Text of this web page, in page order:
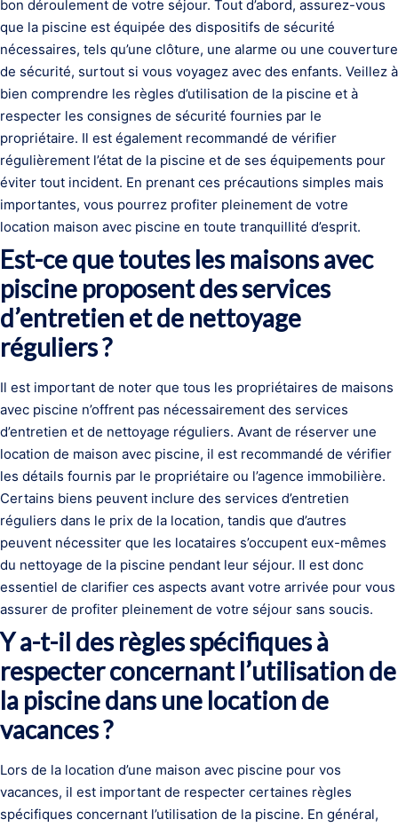
bon déroulement de votre séjour. Tout d’abord, assurez-vous
que la piscine est équipée des dispositifs de sécurité
nécessaires, tels qu’une clôture, une alarme ou une couverture
de sécurité, surtout si vous voyagez avec des enfants. Veillez à
bien comprendre les règles d’utilisation de la piscine et à
respecter les consignes de sécurité fournies par le
propriétaire. Il est également recommandé de vérifier
régulièrement l’état de la piscine et de ses équipements pour
éviter tout incident. En prenant ces précautions simples mais
importantes, vous pourrez profiter pleinement de votre
location maison avec piscine en toute tranquillité d’esprit.
Est-ce que toutes les maisons avec
piscine proposent des services
d’entretien et de nettoyage
réguliers ?
Il est important de noter que tous les propriétaires de maisons
avec piscine n’offrent pas nécessairement des services
d’entretien et de nettoyage réguliers. Avant de réserver une
location de maison avec piscine, il est recommandé de vérifier
les détails fournis par le propriétaire ou l’agence immobilière.
Certains biens peuvent inclure des services d’entretien
réguliers dans le prix de la location, tandis que d’autres
peuvent nécessiter que les locataires s’occupent eux-mêmes
du nettoyage de la piscine pendant leur séjour. Il est donc
essentiel de clarifier ces aspects avant votre arrivée pour vous
assurer de profiter pleinement de votre séjour sans soucis.
Y a-t-il des règles spécifiques à
respecter concernant l’utilisation de
la piscine dans une location de
vacances ?
Lors de la location d’une maison avec piscine pour vos
vacances, il est important de respecter certaines règles
spécifiques concernant l’utilisation de la piscine. En général,